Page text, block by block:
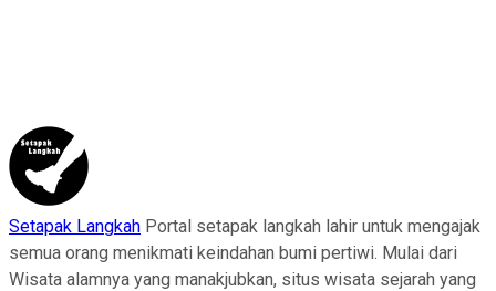
Setapak Langkah Portal setapak langkah lahir untuk mengajak
semua orang menikmati keindahan bumi pertiwi. Mulai dari
Wisata alamnya yang manakjubkan, situs wisata sejarah yang